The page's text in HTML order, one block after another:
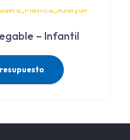
– Infantil